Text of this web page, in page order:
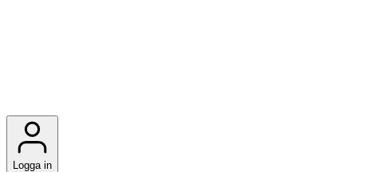
Logga in